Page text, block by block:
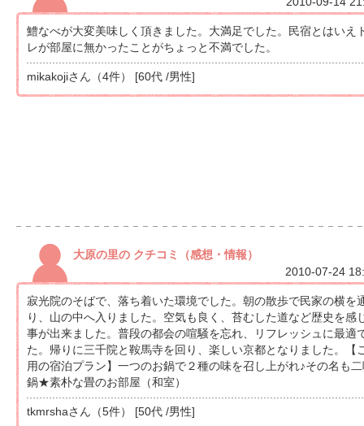
鱧なべが大変美味しく頂きました。大満足でした。民宿とはいえ
レが部屋に無かったことがちょっと不満でした。
mikakojiさん（4件） [60代 /男性]
大原の里の クチコミ（感想・情報）
2010-07-24
寂光院のそばで、落ち着いた環境でした。朝の散歩で民家の横を
り、山の中へ入りました。空気も良く、苔むした道など歴史を感
事が出来ました。普段の都会の喧騒を忘れ、リフレッシュに最適
た。帰りに三千院と鞍馬寺を回り、楽しい京都となりました。【
用の宿泊プラン】一つのお鍋で２種の味を召し上がれ♪その名も
鍋★素朴な畳のお部屋（和室）
tkmrshaさん（5件） [50代 /男性]